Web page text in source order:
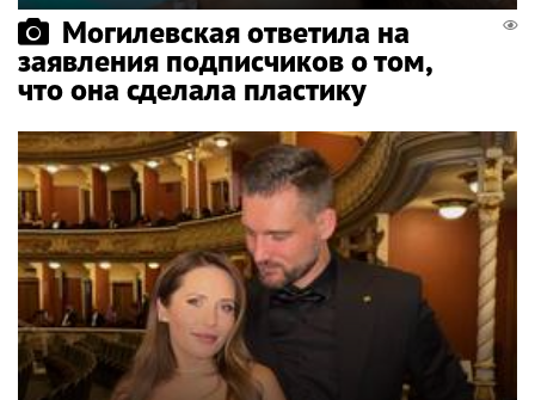
Могилевская ответила на
заявления подписчиков о том,
что она сделала пластику